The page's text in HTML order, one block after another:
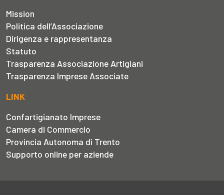
Mission
Politica dell’Associazione
Dirigenza e rappresentanza
Statuto
Trasparenza Associazione Artigiani
Trasparenza Imprese Associate
LINK
Confartigianato Imprese
Camera di Commercio
Provincia Autonoma di Trento
Supporto online per aziende